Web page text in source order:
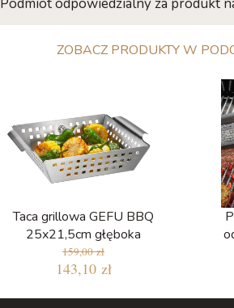
ZOBACZ PRODUKTY W
Taca grillowa GEFU BBQ
25x21,5cm głęboka
159,00 zł
143,10 zł